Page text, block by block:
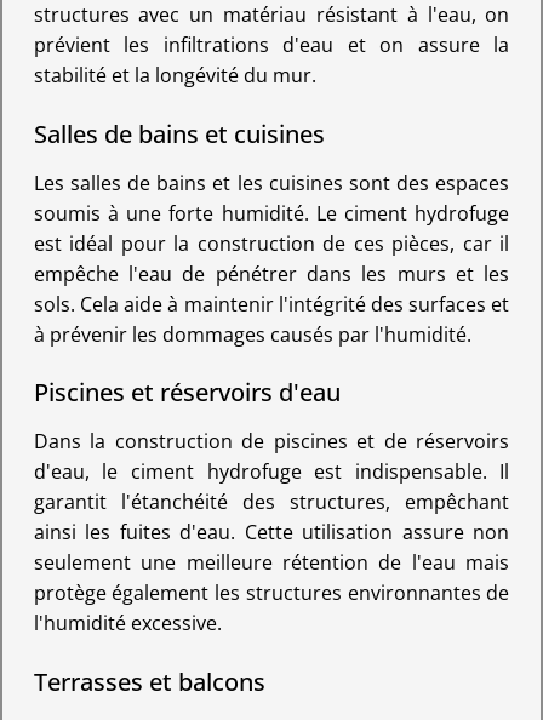
structures avec un matériau résistant à l'eau, on
prévient les infiltrations d'eau et on assure la
stabilité et la longévité du mur.
Salles de bains et cuisines
Les salles de bains et les cuisines sont des espaces
soumis à une forte humidité. Le ciment hydrofuge
est idéal pour la construction de ces pièces, car il
empêche l'eau de pénétrer dans les murs et les
sols. Cela aide à maintenir l'intégrité des surfaces et
à prévenir les dommages causés par l'humidité.
Piscines et réservoirs d'eau
Dans la construction de piscines et de réservoirs
d'eau, le ciment hydrofuge est indispensable. Il
garantit l'étanchéité des structures, empêchant
ainsi les fuites d'eau. Cette utilisation assure non
seulement une meilleure rétention de l'eau mais
protège également les structures environnantes de
l'humidité excessive.
Terrasses et balcons